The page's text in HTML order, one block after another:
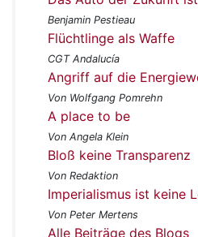
Benjamin Pestieau
Flüchtlinge als Waffe
CGT Andalucía
Angriff auf die
Von Wolfgang Pomrehn
A place to be
Von Angela Klein
Bloß keine Transparenz
Von Redaktion
Imperialismus ist keine
Von Peter Mertens
Alle Beiträge des Blogs